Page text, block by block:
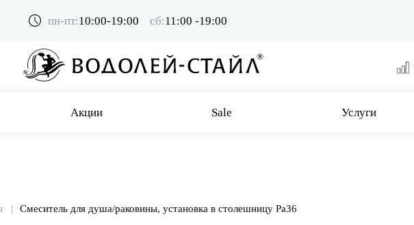
пн-пт:10:00-19:00 сб:11:00 -19:00
Акции Sale Услуги
Смеситель для душа/раковины, установка в столешницу Pa36